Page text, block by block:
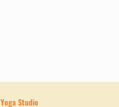
Yoga Studio